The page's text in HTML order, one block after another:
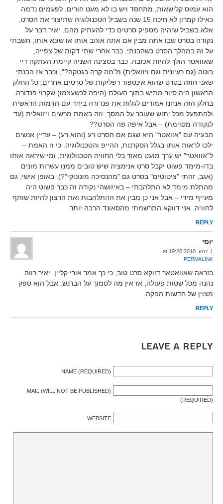
הוא עמוס קלישאות, מתחסד ויש בו לא מעט חורים. לפעמים נדמה
כאילו קמרון לא חיכה 15 שנה בשביל הטכנולוגיה שתיצור את הסרט,
אלא בשביל שיהיה מספיק סרטים כדי להעתיק מהם. יאיר דבר על
נקודה בסרט שבו אתה מבין אם אתה אוהב אותו או שונא אותו, חשבתי
על זה במהלך הסרט כשהבנתי, כבר אחרי שתי דקות של צפייה,
שאוואטר הולך להיות אכזבה. כבר בסצינה השניה קיימת העתקה דיי
בוטה (גם רעיונית וגם ויזואלית) מ"מה קרה בגטקה?", וכבר אז הבנתי
שאני חוזה בסרט שהוא אינספור רפליקות של סרטים אחרים. כל החלק
הראשון היה סיור מתיש בתוך העולם (היפה לכשעצמו) שקרוי פנדורה.
בחלק הזה אנחנו אמורים לגלות את פנדורה ביחד עם הדמות הראשית
ולהתפעל מכל יתוש שעובר על המסך. וזה באמת מרשים ויזואלית (עד
לנקודה מסוימת) – אבל איפה פה הסרט??
הבעיה עם "אוואטר" היא שגם אם הסרט רע (והוא רע) – עדיין אנשים
ילכו לראות אותו בגלל הסקרנות, ההייפ והטכנולוגיה. כי זו האמת –
ל"אוואטר" יש ערך מועט מאוד בלי החוויה הטכנולוגית, ומי שיראה אותו
בדו-מימד פשוט יקבל סרט אנימציה שיש טובים ממנו עשרות מונים
(אגב, זהתי "ציטוטים" בסרט גם "מהנסיכה מונונוקי"?). באופן אישי, גם
מהתלת מימד לא התלהבתי – באיזושהי נקודה זה כבר פשוט היה
מעייף מידי – אבל אני כן מבין את ההתלהבות ואת הרצון להיות שותף
לחוויה. אני דווקא התרשמתי מהסאונד הרבה יותר.
REPLY
יוסי
1 ינואר 2010 at 19:20
PERMALINK
כנראה שאוואטאר דווקא סרט טוב, כי כך אמר אורי קליין. יאיר רווה
נהנה מכל שטות פעולה, אז אין מה לסמוך על הברנש. אבל הוא ספּק
מצוין של חדשות הפקה.
REPLY
Leave a Reply
NAME (REQUIRED)
MAIL (WILL NOT BE PUBLISHED)
(REQUIRED)
WEBSITE